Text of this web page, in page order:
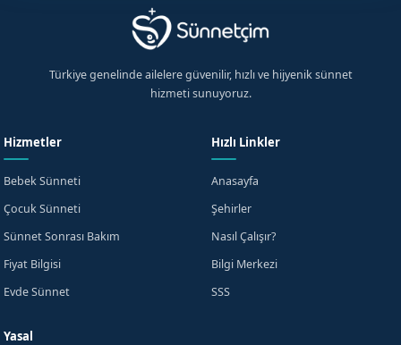
Türkiye genelinde ailelere güvenilir, hızlı ve hijyenik sünnet
hizmeti sunuyoruz.
Hizmetler
Bebek Sünneti
Çocuk Sünneti
Sünnet Sonrası Bakım
Fiyat Bilgisi
Evde Sünnet
Hızlı Linkler
Anasayfa
Şehirler
Nasıl Çalışır?
Bilgi Merkezi
SSS
Yasal